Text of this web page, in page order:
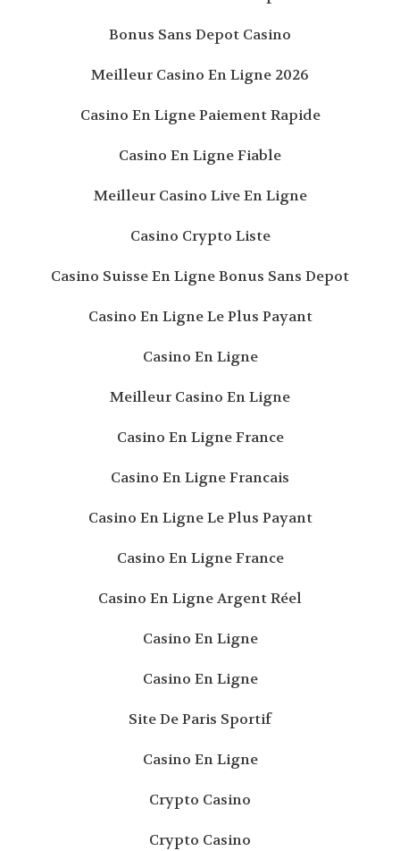
Bonus Sans Depot Casino
Meilleur Casino En Ligne 2026
Casino En Ligne Paiement Rapide
Casino En Ligne Fiable
Meilleur Casino Live En Ligne
Casino Crypto Liste
Casino Suisse En Ligne Bonus Sans Depot
Casino En Ligne Le Plus Payant
Casino En Ligne
Meilleur Casino En Ligne
Casino En Ligne France
Casino En Ligne Francais
Casino En Ligne Le Plus Payant
Casino En Ligne France
Casino En Ligne Argent Réel
Casino En Ligne
Casino En Ligne
Site De Paris Sportif
Casino En Ligne
Crypto Casino
Crypto Casino